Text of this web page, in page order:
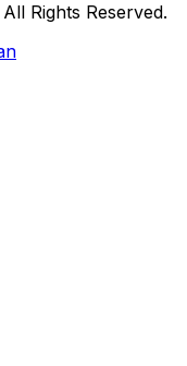
Rights Reserved.